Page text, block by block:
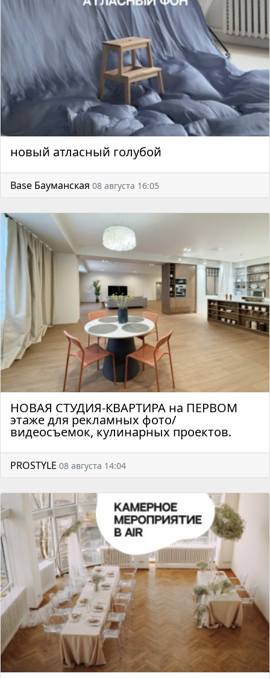
новый атласный голубой
Base Бауманская 08 августа 16:05
НОВАЯ СТУДИЯ-КВАРТИРА на ПЕРВОМ
этаже для рекламных фото/
видеосъемок, кулинарных проектов.
PROSTYLE 08 августа 14:04